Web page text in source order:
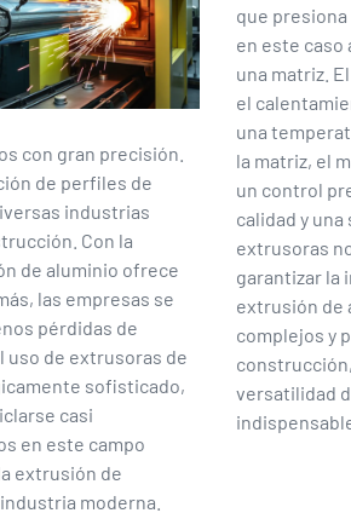
con gran precisión.
de perfiles de
industrias
Con la
de aluminio ofrece
las empresas se
pérdidas de
uso de extrusoras de
sofisticado,
casi
en este campo
extrusión de
moderna.
que
en este caso
una matriz.
el
una
la matriz, el
un control
calidad y
extrusoras
garantizar la
extrusión de
complejos y
versatilidad